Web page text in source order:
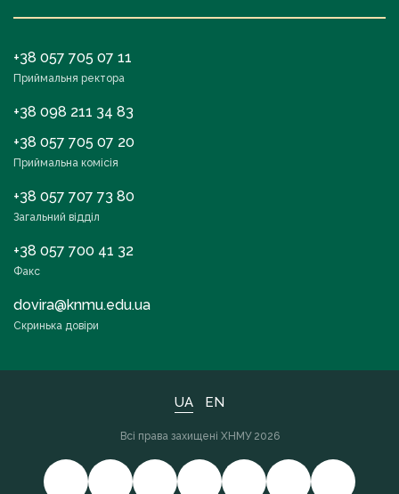
+38 057 705 07 11
Приймальня ректора
+38 098 211 34 83
+38 057 705 07 20
Приймальна комісія
+38 057 707 73 80
Загальний відділ
+38 057 700 41 32
Факс
dovira@knmu.edu.ua
Скринька довіри
UA EN
Всі права захищені ХНМУ 2026